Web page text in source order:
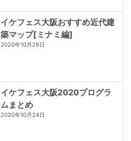
イケフェス大阪おすすめ近代建
築マップ[ミナミ編]
2020年10月26日
イケフェス大阪2020プログラ
ムまとめ
2020年10月24日